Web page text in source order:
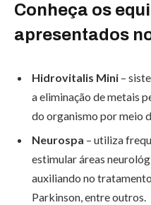
Conheça os
apresentados
Hidrovitalis Mini –
a eliminação de metais
do organismo por meio
Neurospa – utiliza
estimular áreas
auxiliando no
Parkinson, entre outros.